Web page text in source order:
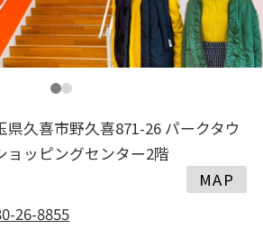
県久喜市野久喜871-26 パークタウ
ョッピングセンター2階
MAP
26-8855